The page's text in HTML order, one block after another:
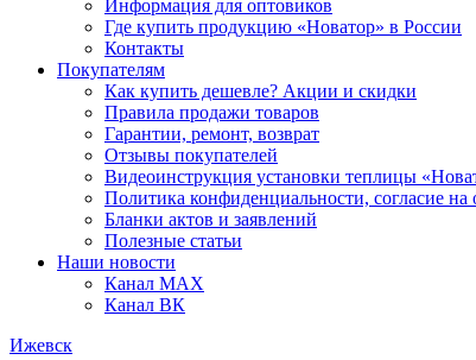
Информация для оптовиков
Где купить продукцию «Новатор» в России
Контакты
Покупателям
Как купить дешевле? Акции и скидки
Правила продажи товаров
Гарантии, ремонт, возврат
Отзывы покупателей
Видеоинструкция установки теплицы
Политика конфиденциальности, согласие
Бланки актов и заявлений
Полезные статьи
Наши новости
Канал MAX
Канал ВК
Ижевск